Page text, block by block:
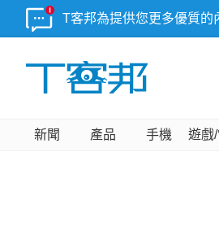
T客邦為提供您更多優質的
新聞 產品 手機 遊戲